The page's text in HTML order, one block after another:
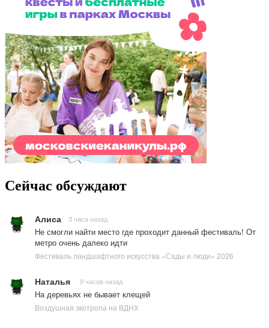
Сейчас обсуждают
Алиса 3 часа назад
Не смогли найти место где проходит данный фестиваль! От
метро очень далеко идти
Фестиваль ландшафтного искусства «Сады и люди» 2026
Наталья 9 часов назад
На деревьях не бывает клещей
Воздушная экотропа на ВДНХ